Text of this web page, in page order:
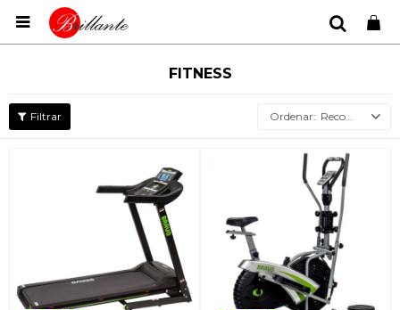

FITNESS
Recomendados